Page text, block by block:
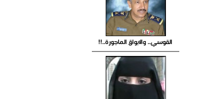
القوسي.. والابواق الماجورة..!!